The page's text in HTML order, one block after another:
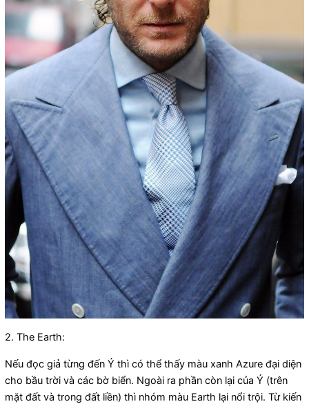
2. The Earth:
Nếu đọc giả từng đến Ý thì có thể thấy màu xanh Azure đại diện
cho bầu trời và các bờ biển. Ngoài ra phần còn lại của Ý (trên
mặt đất và trong đất liền) thì nhóm màu Earth lại nổi trội. Từ kiến